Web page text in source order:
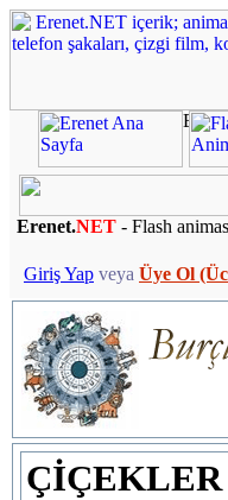
Erenet.NET - Flash
Giriş Yap veya Üye Ol